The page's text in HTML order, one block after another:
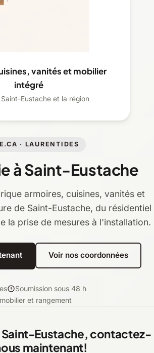
· LAURENTIDES
à Saint-Eustache
armoires, cuisines, vanités et
de Saint-Eustache, du résidentiel
la prise de mesures à l'installation.
Voir nos coordonnées
Soumission sous 48 h
et rangement
vanités et mobilier
intégré
Eustache et la région
Saint-Eustache, contactez-
maintenant!